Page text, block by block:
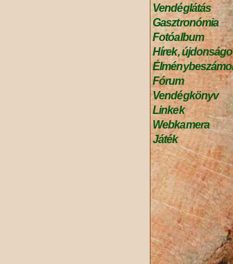
Vendéglátás
Gasztronómia
Fotóalbum
Hírek,
Fórum
Vendégkönyv
Linkek
Webkamera
Játék